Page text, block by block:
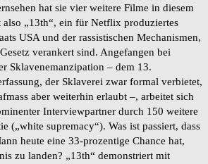
hat sie vier weitere Filme in diesem
also „13th“, ein für Netflix produziertes
USA und der rassistischen Mechanismen,
verankert sind. Angefangen bei
Sklavenemanzipation – dem 13.
der Sklaverei zwar formal verbietet,
aber weiterhin erlaubt –, arbeitet sich
Interviewpartner durch 150 weitere
(„white supremacy“). Was ist passiert, dass
heute eine 33-prozentige Chance hat,
zu landen? „13th“ demonstriert mit